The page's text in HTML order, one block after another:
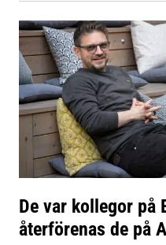
De var kollegor på
återförenas de på